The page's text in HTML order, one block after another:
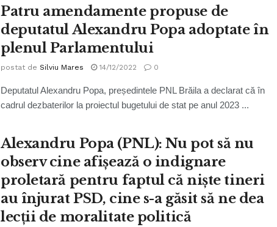
Patru amendamente propuse de
deputatul Alexandru Popa adoptate în
plenul Parlamentului
postat de Silviu Mares 14/12/2022 0
Deputatul Alexandru Popa, președintele PNL Brăila a declarat că în
cadrul dezbaterilor la proiectul bugetului de stat pe anul 2023 ...
Alexandru Popa (PNL): Nu pot să nu
observ cine afișează o indignare
proletară pentru faptul că niște tineri
au înjurat PSD, cine s-a găsit să ne dea
lecții de moralitate politică